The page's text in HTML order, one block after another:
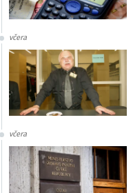
včera
včera